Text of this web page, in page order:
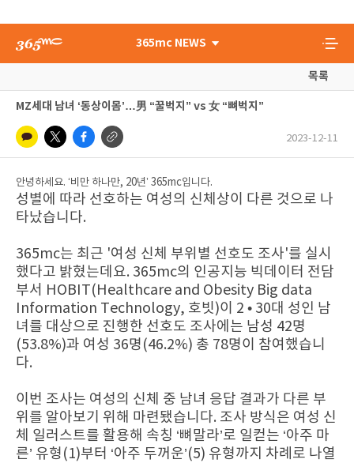
365mc NEWS
목록
MZ세대 남녀 ‘동상이몸’…男 “꿀벅지” vs 女 “뼈벅지”
2023-12-11
안녕하세요. ‘비만 하나만, 20년’ 365mc입니다.
성별에 따라 선호하는 여성의 신체상이 다른 것으로 나
타났습니다.
365mc는 최근 '여성 신체 부위별 선호도 조사'를 실시
했다고 밝혔는데요. 365mc의 인공지능 빅데이터 전담
부서 HOBIT(Healthcare and Obesity Big data
Information Technology, 호빗)이 2 • 30대 성인 남
녀를 대상으로 진행한 선호도 조사에는 남성 42명
(53.8%)과 여성 36명(46.2%) 총 78명이 참여했습니
다.
이번 조사는 여성의 신체 중 남녀 응답 결과가 다른 부
위를 알아보기 위해 마련됐습니다. 조사 방식은 여성 신
체 일러스트를 활용해 속칭 ‘뼈말라’로 일컫는 ‘아주 마
른’ 유형(1)부터 ‘아주 두꺼운’(5) 유형까지 차례로 나열